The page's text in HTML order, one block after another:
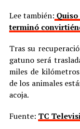
Lee también:
terminó
Tras su
gatuno será
miles de
de los animales
acoja.
Fuente: TC